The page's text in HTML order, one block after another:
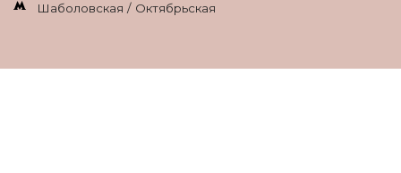
Шаболовская / Октябрьская